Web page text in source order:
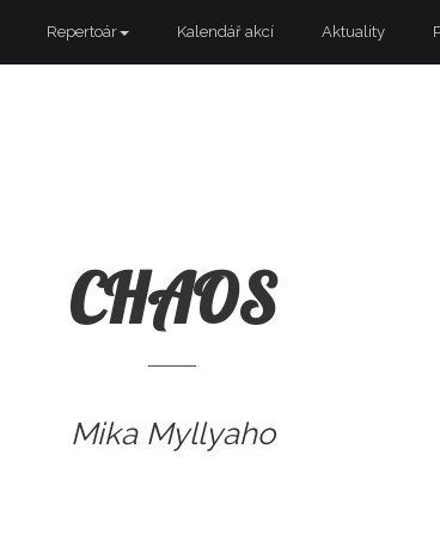
Repertoár Kalendář akcí Aktuality
CHAOS
Mika Myllyaho